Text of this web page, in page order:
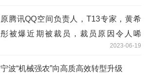
原腾讯QQ空间负责人，T13专家，黄希
彤被爆近期被裁员，裁员原因令人唏
2023-06-19
宁波“机械强农”向高质高效转型升级